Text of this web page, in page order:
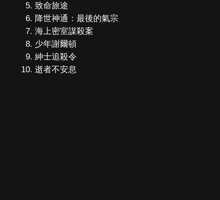
致命旅途
降世神通：最後的氣宗
海上密室謀殺案
少年謝爾頓
紳士追殺令
逝者不安息